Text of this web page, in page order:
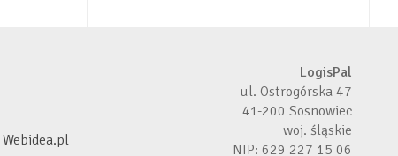
Webidea.pl
LogisPal
ul. Ostrogórska 47
41-200 Sosnowiec
woj. śląskie
NIP: 629 227 15 06